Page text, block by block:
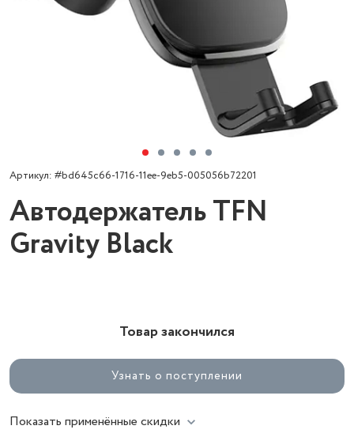
Артикул: #bd645c66-1716-11ee-9eb5-005056b72201
Автодержатель TFN
Gravity Black
Товар закончился
Узнать о поступлении
Показать применённые скидки